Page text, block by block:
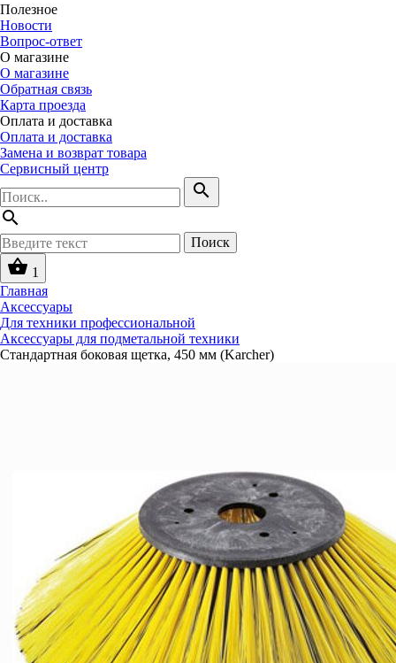
Полезное
Новости
Вопрос-ответ
О магазине
О магазине
Обратная связь
Карта проезда
Оплата и доставка
Оплата и доставка
Замена и возврат товара
Сервисный центр
search
search
Поиск
shopping_basket 1
Главная
Аксессуары
Для техники профессиональной
Аксессуары для подметальной техники
Стандартная боковая щетка, 450 мм (Karcher)